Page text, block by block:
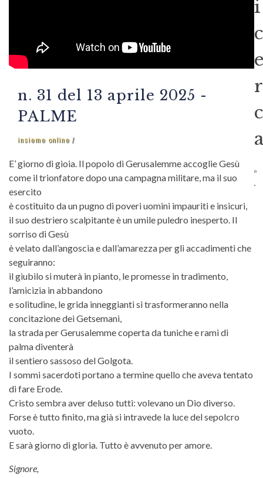
i
c
r
c
n. 31 del 13 aprile 2025 -
PALME
insieme online
E’ giorno di gioia. Il popolo di Gerusalemme accoglie Gesù
come il trionfatore dopo una campagna militare, ma il suo
esercito
è costituito da un pugno di poveri uomini impauriti e insicuri,
il suo destriero scalpitante è un umile puledro inesperto. Il
sorriso di Gesù
è velato dall’angoscia e dall’amarezza per gli accadimenti che
seguiranno:
il giubilo si muterà in pianto, le promesse in tradimento,
l’amicizia in abbandono
e solitudine, le grida inneggianti si trasformeranno nella
concitazione dei Getsemani,
la strada per Gerusalemme coperta da tuniche e rami di
palma diventerà
il sentiero sassoso del Golgota.
I sommi sacerdoti portano a termine quello che aveva tentato
di fare Erode.
Cristo sembra aver deluso tutti: volevano un Dio diverso.
Forse è tutto finito, ma già si intravede la luce del sepolcro
vuoto.
E sarà giorno di gloria. Tutto è avvenuto per amore.
Signore,